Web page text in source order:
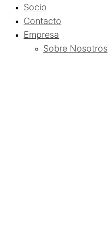
Socio
Contacto
Empresa
Sobre Nosotros